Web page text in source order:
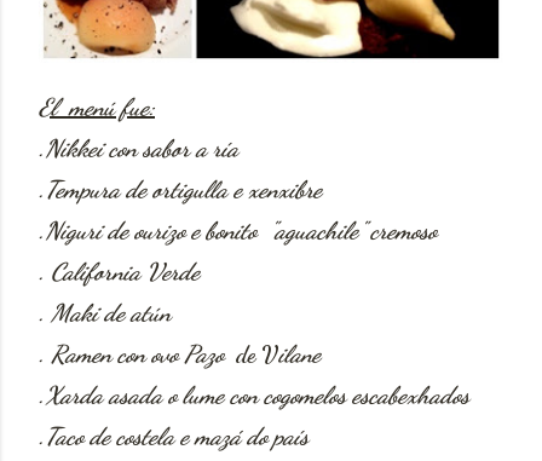
El menú fue:
.Nikkei con sabor a ría
.Tempura de ortigulla e xenxibre
.Niguri de ourizo e bonito "aguachile" cremoso
. California Verde
. Maki de atún
. Ramen con ovo Pazode Vilane
.Xarda asada o lume con cogomelos escabexhados
.Taco de costela e mazá do país